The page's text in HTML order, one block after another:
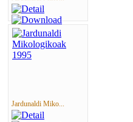
Jardunaldi Miko...